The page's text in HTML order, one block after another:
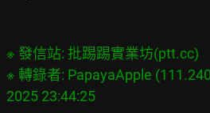
※ 發信站: 批踢踢實業坊(ptt.cc)
※ 轉錄者: PapayaApple